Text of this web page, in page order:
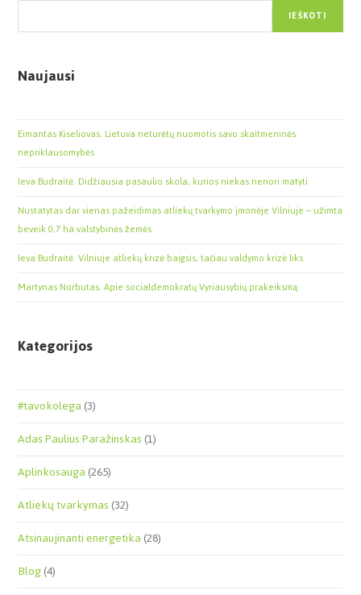
IEŠKOTI
Naujausi
Eimantas Kiseliovas. Lietuva neturėtų nuomotis savo skaitmeninės
nepriklausomybės
Ieva Budraitė. Didžiausia pasaulio skola, kurios niekas nenori matyti
Nustatytas dar vienas pažeidimas atliekų tvarkymo įmonėje Vilniuje – užimta
beveik 0,7 ha valstybinės žemės
Ieva Budraitė. Vilniuje atliekų krizė baigsis, tačiau valdymo krizė liks.
Martynas Norbutas. Apie socialdemokratų Vyriausybių prakeiksmą
Kategorijos
#tavokolega(3)
Adas Paulius Paražinskas(1)
Aplinkosauga(265)
Atliekų tvarkymas(32)
Atsinaujinanti energetika(28)
Blog(4)